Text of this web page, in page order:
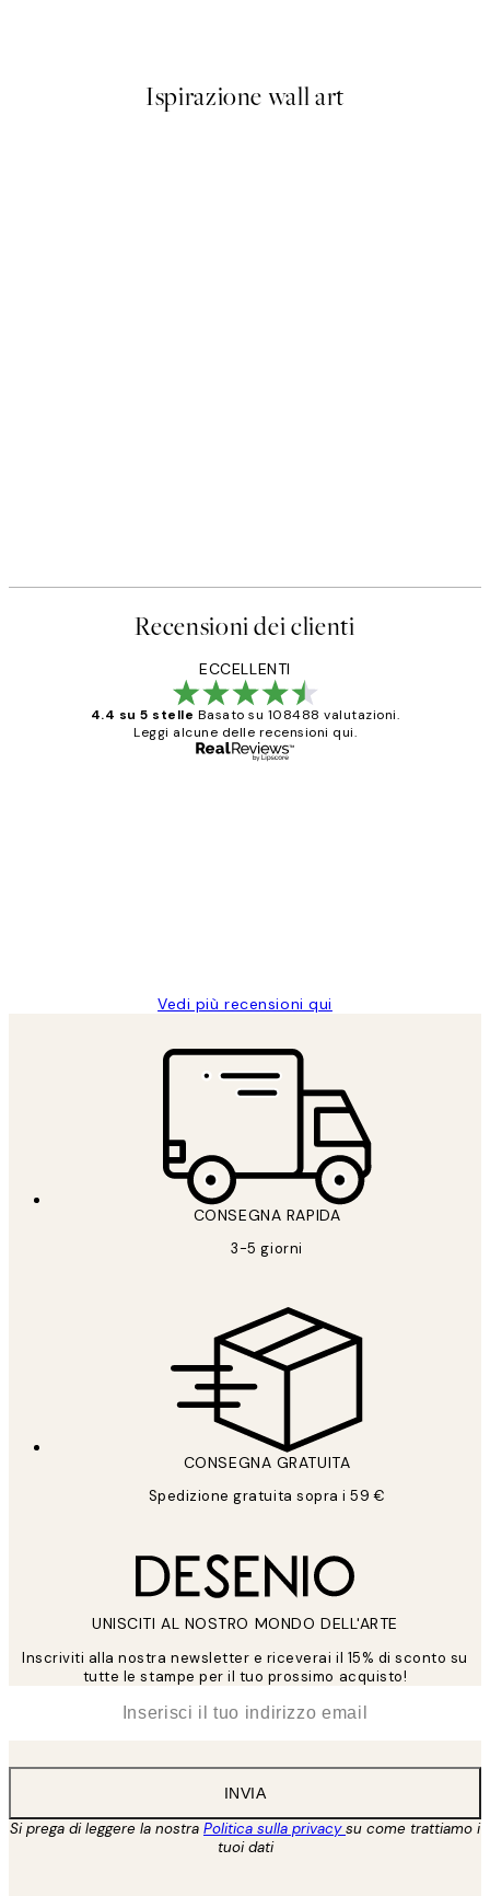
Ispirazione wall art
Recensioni dei clienti
ECCELLENTI
4.4 su 5 stelle Basato su 108488 valutazioni.
Leggi alcune delle recensioni qui.
Vedi più recensioni qui
CONSEGNA RAPIDA
3-5 giorni
CONSEGNA GRATUITA
Spedizione gratuita sopra i 59 €
UNISCITI AL NOSTRO MONDO DELL'ARTE
Inscriviti alla nostra newsletter e riceverai il 15% di sconto su
tutte le stampe per il tuo prossimo acquisto!
INVIA
Si prega di leggere la nostra Politica sulla privacysu come trattiamo i
tuoi dati